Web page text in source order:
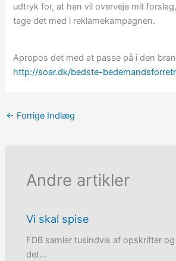
udtryk for, at han vil overveje mit
tage det med i reklamekampagnen.
Apropos det med at passe på i den
http://soar.dk/bedste-
← Forrige Indlæg
Andre artikler
Vi skal spise
FDB samler tusindvis af opskrifter
det…